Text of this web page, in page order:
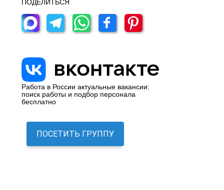
ПОДЕЛИТЬСЯ
Работа в России актуальные вакансии:
поиск работы и подбор персонала
бесплатно
ПОСЕТИТЬ ГРУППУ